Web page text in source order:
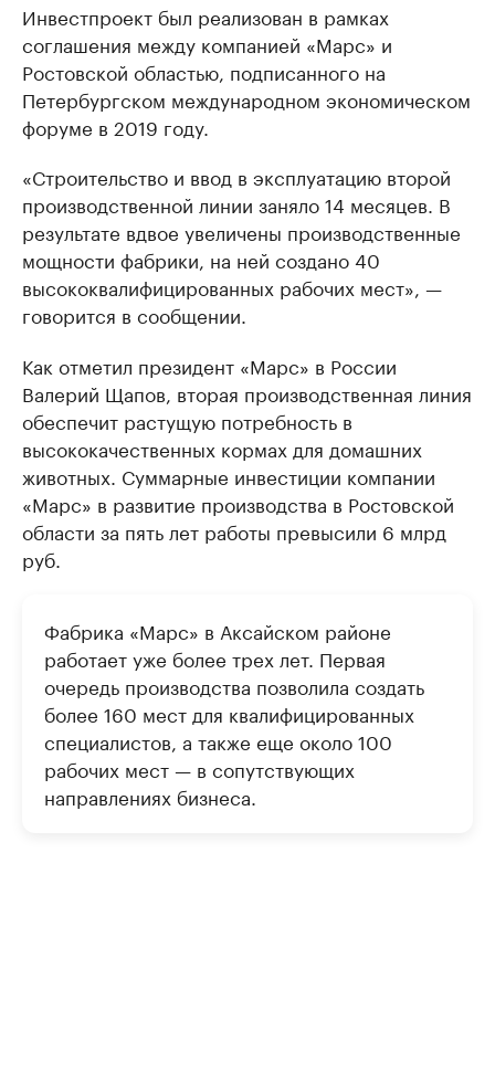
Инвестпроект был реализован в рамках
соглашения между компанией «Марс» и
Ростовской областью, подписанного на
Петербургском международном экономическом
форуме в 2019 году.
«Строительство и ввод в эксплуатацию второй
производственной линии заняло 14 месяцев. В
результате вдвое увеличены производственные
мощности фабрики, на ней создано 40
высококвалифицированных рабочих мест», —
говорится в сообщении.
Как отметил президент «Марс» в России
Валерий Щапов, вторая производственная линия
обеспечит растущую потребность в
высококачественных кормах для домашних
животных. Суммарные инвестиции компании
«Марс» в развитие производства в Ростовской
области за пять лет работы превысили 6 млрд
руб.
Фабрика «Марс» в Аксайском районе
работает уже более трех лет. Первая
очередь производства позволила создать
более 160 мест для квалифицированных
специалистов, а также еще около 100
рабочих мест — в сопутствующих
направлениях бизнеса.